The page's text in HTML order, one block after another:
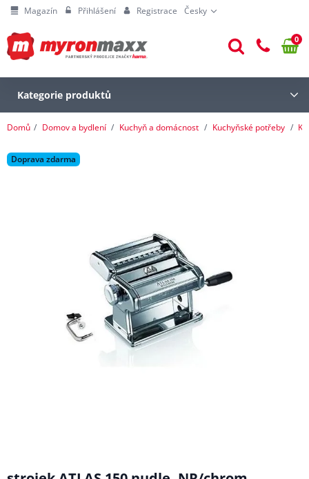
Magazín Přihlášení Registrace Česky
0
Kategorie produktů
Domů Domov a bydlení Kuchyň a domácnost Kuchyňské potřeby
Doprava zdarma